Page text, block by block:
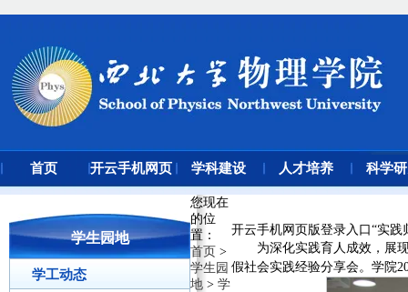
开云手机网页版登录入口“实
为深化实践育人成效，展
假社会实践经验分享会。学院
学生园地
学工动态
您现在
的位
置 ：
首页 >
学生园
地 > 学
首页 开云手机网页 学科建设 人才培养 科学